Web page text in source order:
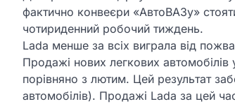
фактично конвеєри «АвтоВАЗу»
чотириденний робочий тиждень.
Lada менше за всіх виграла від
Продажі нових легкових
порівняно з лютим. Цей результат
автомобілів). Продажі Lada за цей